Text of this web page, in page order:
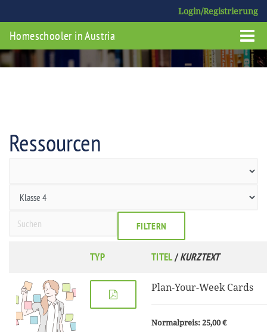
Login/Registrierung
Homeschooler in Austria
Ressourcen
FILTERN
TYP TITEL/KURZTEXT
Plan-Your-Week Cards
Normalpreis: 25,00 €